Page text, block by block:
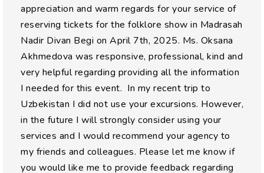
appreciation and warm regards for your service of
reserving tickets for the folklore show in Madrasah
Nadir Divan Begi on April 7th, 2025. Ms. Oksana
Akhmedova was responsive, professional, kind and
very helpful regarding providing all the information
I needed for this event. In my recent trip to
Uzbekistan I did not use your excursions. However,
in the future I will strongly consider using your
services and I would recommend your agency to
my friends and colleagues. Please let me know if
you would like me to provide feedback regarding